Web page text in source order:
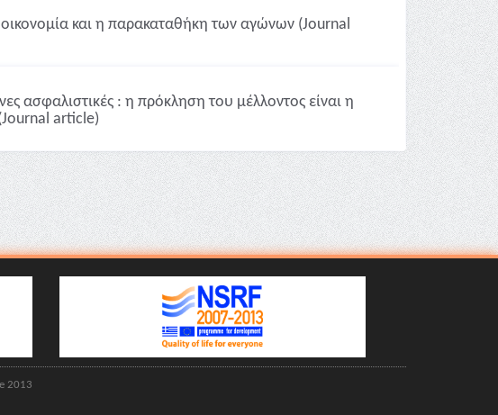
και η παρακαταθήκη των αγώνων (Journal
ασφαλιστικές : η πρόκληση του μέλλοντος είναι η
article)
2013